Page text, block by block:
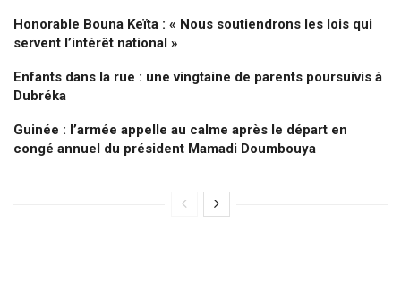
Honorable Bouna Keïta : « Nous soutiendrons les lois qui
servent l’intérêt national »
Enfants dans la rue : une vingtaine de parents poursuivis à
Dubréka
Guinée : l’armée appelle au calme après le départ en
congé annuel du président Mamadi Doumbouya